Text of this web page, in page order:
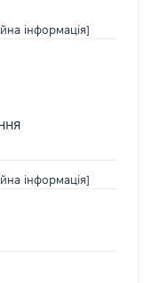
інформація]
інформація]